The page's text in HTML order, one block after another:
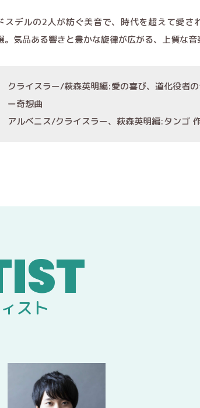
スデルの2人が紡ぐ美音で、時代を超えて愛さ
。気品ある響きと豊かな旋律が広がる、上質な音
クライスラー/萩森英明編:愛の喜び、道化役者
ー奇想曲
アルベニス/クライスラー、萩森英明編:タンゴ
スト